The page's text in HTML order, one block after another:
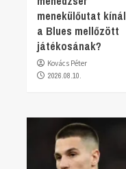
menekülőutat kínál
a Blues mellőzött
játékosának?
Kovács Péter
2026.08.10.